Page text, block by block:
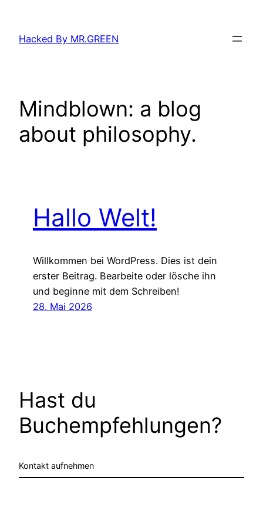
springen
Hacked By MR.GREEN
Mindblown: a blog
about philosophy.
Hallo Welt!
Willkommen bei WordPress. Dies ist dein
erster Beitrag. Bearbeite oder lösche ihn
und beginne mit dem Schreiben!
28. Mai 2026
Hast du
Buchempfehlungen?
Kontakt aufnehmen